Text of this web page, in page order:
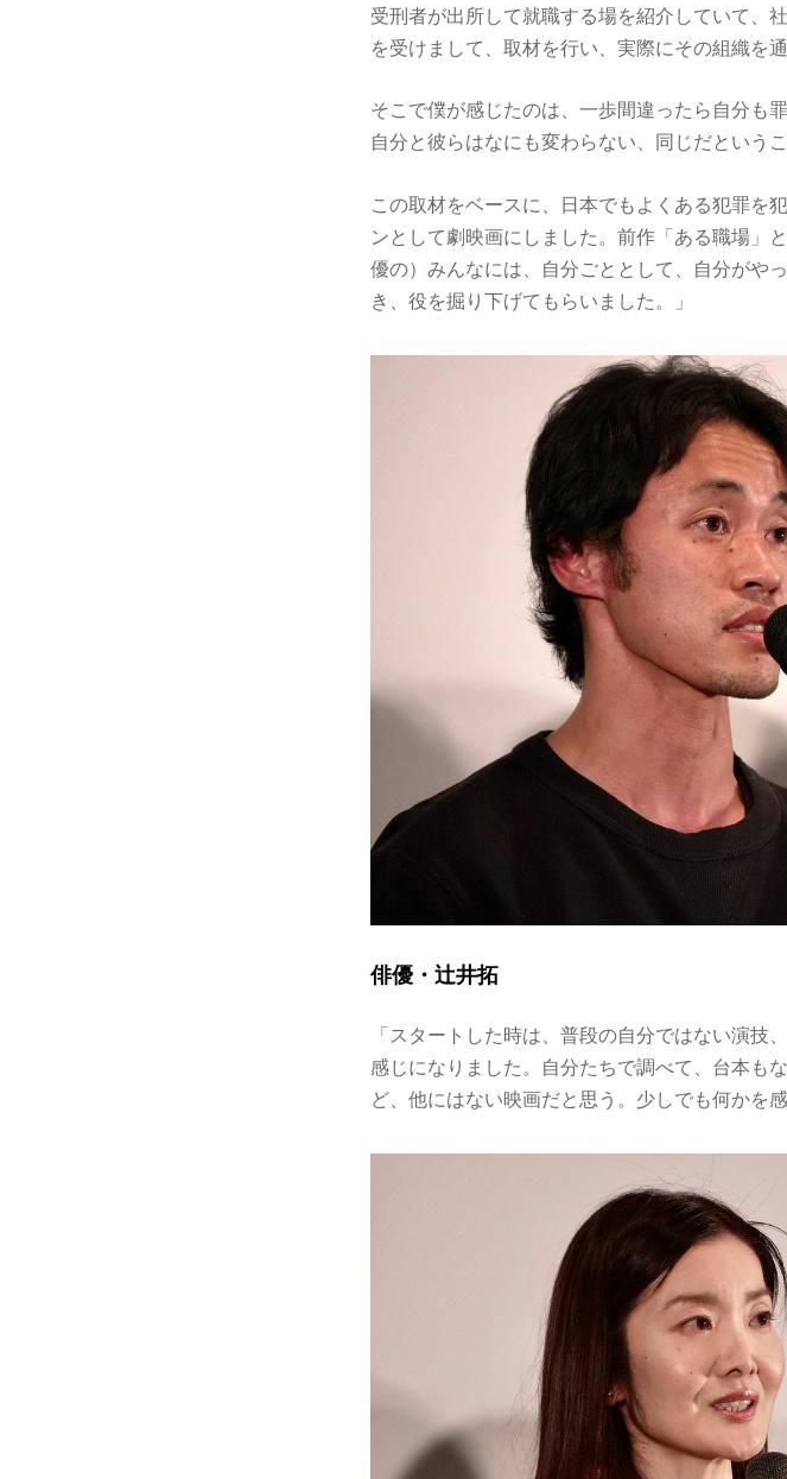
受刑者が出所して就職する場を紹介していて、
を受けまして、取材を行い、実際にその組織を
そこで僕が感じたのは、一歩間違ったら自分も
自分と彼らはなにも変わらない、同じだというこ
この取材をベースに、日本でもよくある犯罪を
ンとして劇映画にしました。前作「ある職場」
優の）みんなには、自分ごととして、自分がや
き、役を掘り下げてもらいました。」
俳優・辻井拓
「スタートした時は、普段の自分ではない演
感じになりました。自分たちで調べて、台本も
ど、他にはない映画だと思う。少しでも何かを